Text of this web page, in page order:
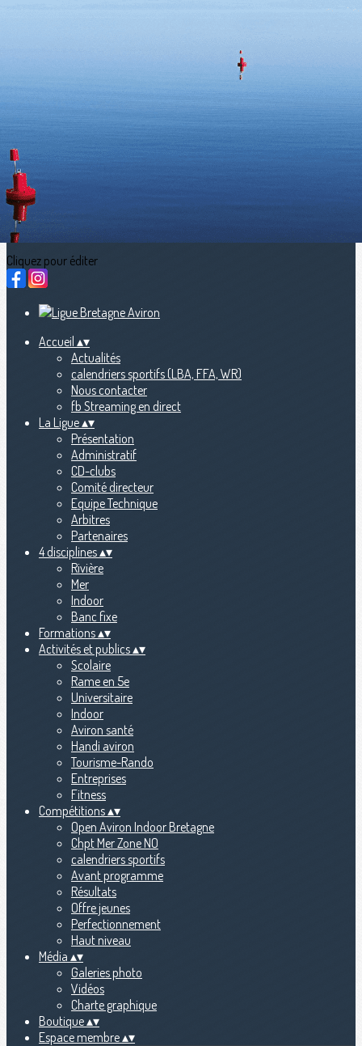
Exporter uniquement les colonnes affichées
Actualités
Ajoutez un logo, un bouton, des réseaux sociaux
Cliquez pour éditer
Accueil ▴▾
Actualités
calendriers sportifs (LBA, FFA, WR)
Nous contacter
fb Streaming en direct
La Ligue▴▾
Présentation
Administratif
CD-clubs
Comité directeur
Equipe Technique
Arbitres
Partenaires
4 disciplines▴▾
Rivière
Mer
Indoor
Banc fixe
Formations▴▾
Activités et publics▴▾
Scolaire
Rame en 5e
Universitaire
Indoor
Aviron santé
Handi aviron
Tourisme-Rando
Entreprises
Fitness
Compétitions▴▾
Open Aviron Indoor Bretagne
Chpt Mer Zone NO
calendriers sportifs
Avant programme
Résultats
Offre jeunes
Perfectionnement
Haut niveau
Média ▴▾
Galeries photo
Vidéos
Charte graphique
Boutique▴▾
Espace membre▴▾